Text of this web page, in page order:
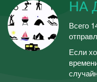
НА
Всего
Если